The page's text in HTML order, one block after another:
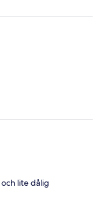
lite dålig